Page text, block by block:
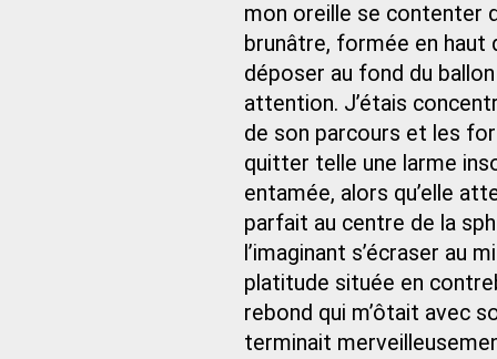
mon oreille se contenter
brunâtre, formée en haut
déposer au fond du
attention. J’étais
de son parcours et les
quitter telle une larme
entamée, alors qu’elle
parfait au centre de la
l’imaginant s’écraser au
platitude située en
rebond qui m’ôtait avec
terminait